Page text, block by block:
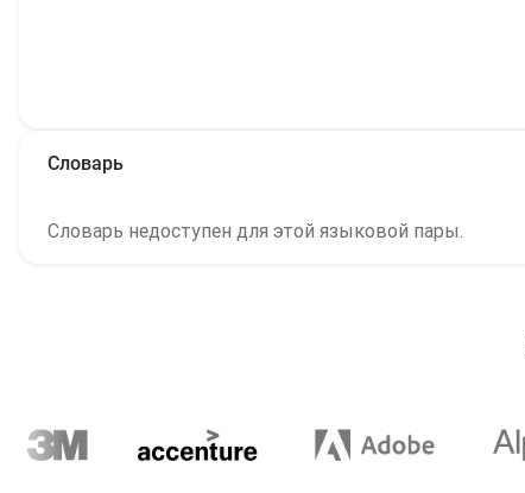
Словарь
Словарь недоступен для этой языковой пары.